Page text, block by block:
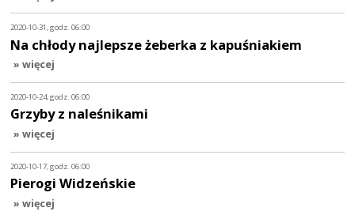
2020-10-31, godz. 06:00
Na chłody najlepsze żeberka z kapuśniakiem
» więcej
2020-10-24, godz. 06:00
Grzyby z naleśnikami
» więcej
2020-10-17, godz. 06:00
Pierogi Widzeńskie
» więcej